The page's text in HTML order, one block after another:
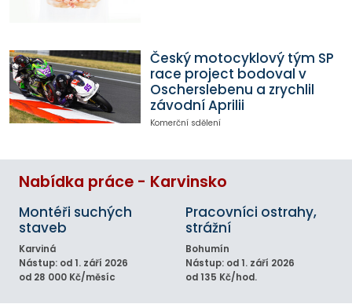
Český motocyklový tým SP
race project bodoval v
Oscherslebenu a zrychlil
závodní Aprilii
Komerční sdělení
Nabídka práce - Karvinsko
Montéři suchých
staveb
Karviná
Nástup: od 1. září 2026
od 28 000 Kč/měsíc
Pracovníci ostrahy,
strážní
Bohumín
Nástup: od 1. září 2026
od 135 Kč/hod.